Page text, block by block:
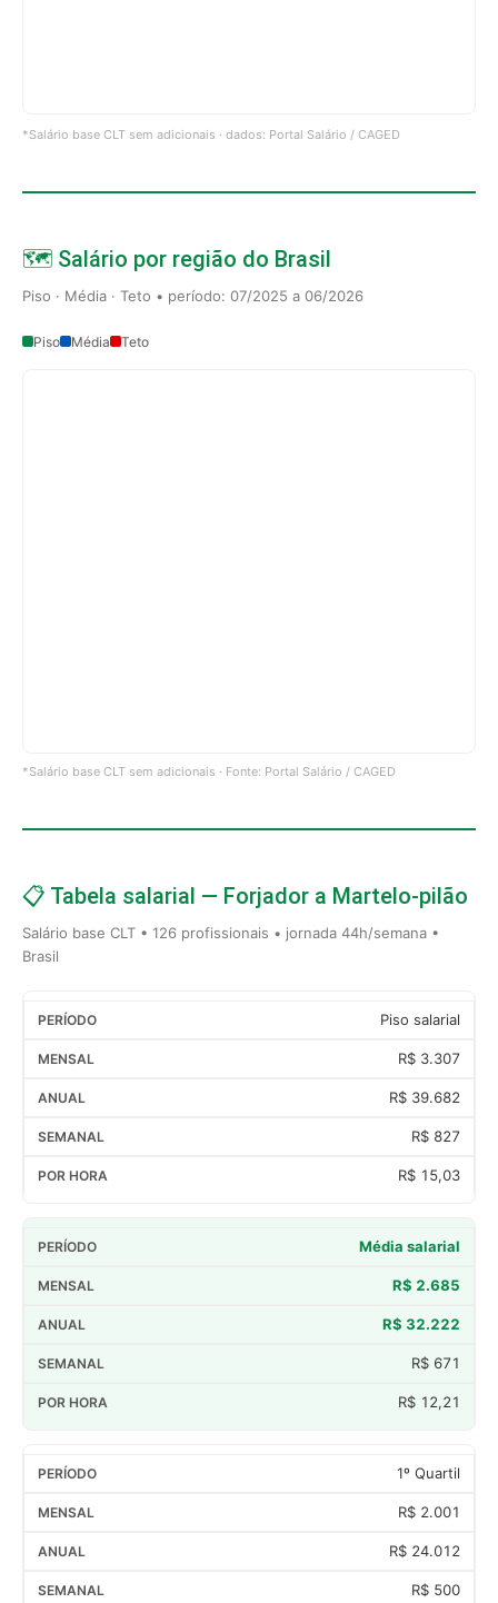
*Salário base CLT sem adicionais · dados: Portal Salário / CAGED
🗺️ Salário por região do Brasil
Piso · Média · Teto • período: 07/2025 a 06/2026
Piso Média Teto
*Salário base CLT sem adicionais · Fonte: Portal Salário / CAGED
📋 Tabela salarial — Forjador a Martelo-pilão
Salário base CLT • 126 profissionais • jornada 44h/semana •
Brasil
Piso salarial
R$ 3.307
R$ 39.682
R$ 827
R$ 15,03
Média salarial
R$ 2.685
R$ 32.222
R$ 671
R$ 12,21
1º Quartil
R$ 2.001
R$ 24.012
R$ 500